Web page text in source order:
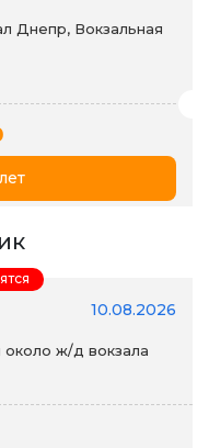
Днепр, Вокзальная
10.08.2026
около ж/д вокзала